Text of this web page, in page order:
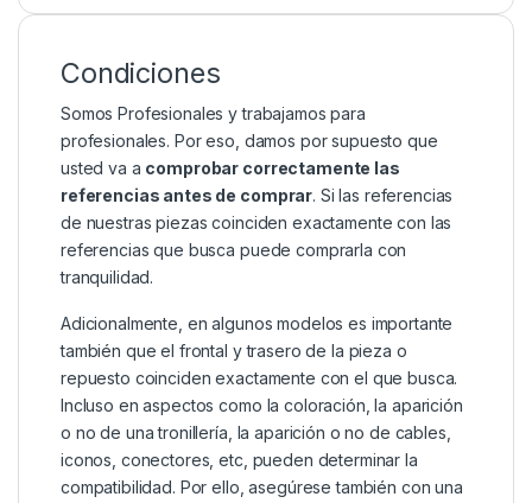
Condiciones
Somos Profesionales y trabajamos para
profesionales. Por eso, damos por supuesto que
usted va a comprobar correctamente las
referencias antes de comprar. Si las referencias
de nuestras piezas coinciden exactamente con las
referencias que busca puede comprarla con
tranquilidad.
Adicionalmente, en algunos modelos es importante
también que el frontal y trasero de la pieza o
repuesto coinciden exactamente con el que busca.
Incluso en aspectos como la coloración, la aparición
o no de una tronillería, la aparición o no de cables,
iconos, conectores, etc, pueden determinar la
compatibilidad. Por ello, asegúrese también con una